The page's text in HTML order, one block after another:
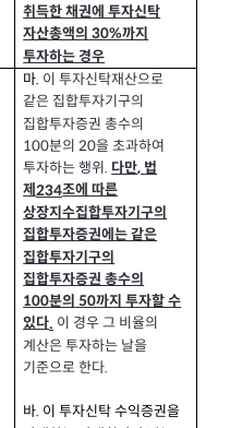
취득한 채권에 투자신탁
자산총액의 30%까지
투자하는 경우
마. 이 투자신탁재산으로
같은 집합투자기구의
집합투자증권 총수의
100분의 20을 초과하여
투자하는 행위. 다만, 법
제234조에 따른
상장지수집합투자기구의
집합투자증권에는 같은
집합투자기구의
집합투자증권 총수의
100분의 50까지 투자할 수
있다. 이 경우 그 비율의
계산은 투자하는 날을
기준으로 한다.
바. 이 투자신탁 수익증권을